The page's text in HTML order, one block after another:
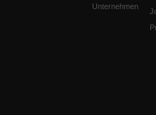
Unternehmen